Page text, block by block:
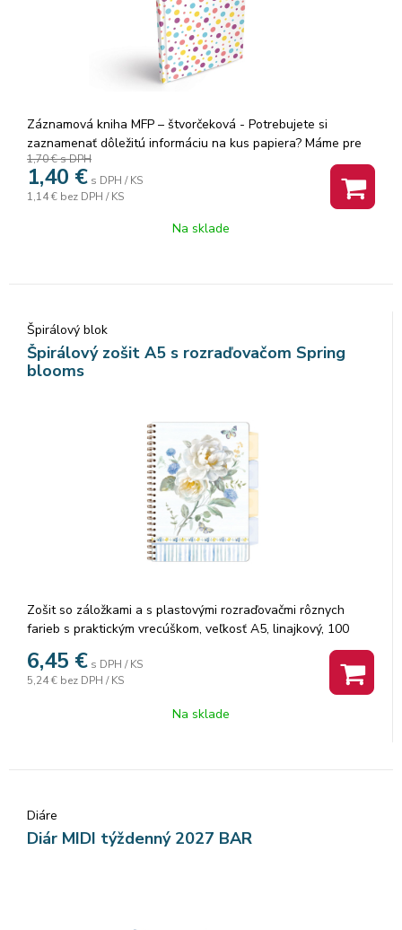
Záznamová kniha MFP – štvorčeková - Potrebujete si
zaznamenať dôležitú informáciu na kus papiera? Máme pre
Vás širokú škálu poznámkových blokov, trhacích blokov,
záznamových kníh, a to dokonca v rôznych veľkostiach.
Môžete si u nás zabezpečiť taktiež
1,70 €s DPH
1,40 € s DPH / KS
1,14 € bez DPH / KS
Na sklade
Špirálový blok
Špirálový zošit A5 s rozraďovačom Spring
blooms
Zošit so záložkami a s plastovými rozraďovačmi rôznych
farieb s praktickým vrecúškom, veľkosť A5, linajkový, 100
listov. Nevyhnutná súčasť školských potrieb. Hodí sa aj do
kancelárie.
6,45 € s DPH / KS
5,24 € bez DPH / KS
Na sklade
Diáre
Diár MIDI týždenný 2027 BAR